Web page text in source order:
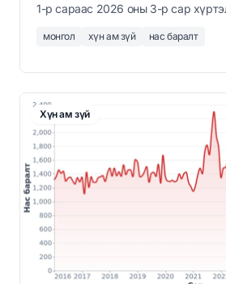
1-р сараас 2026 оны 3-р сар
бүрийн нас баралтын тоо.
монгол хүн ам зүй нас баралт
Хүн ам зүй